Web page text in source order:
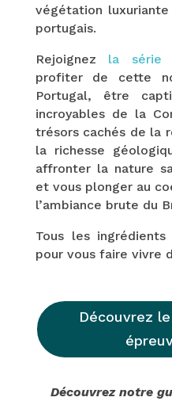
végétation
portugais.
Rejoignez la série
profiter de cette
Portugal, être
incroyables de la
trésors cachés de la
la richesse
affronter la nature
et vous plonger au
l’ambiance brute du
Tous les
pour vous faire vivre
Découvrez
Découvrez notre